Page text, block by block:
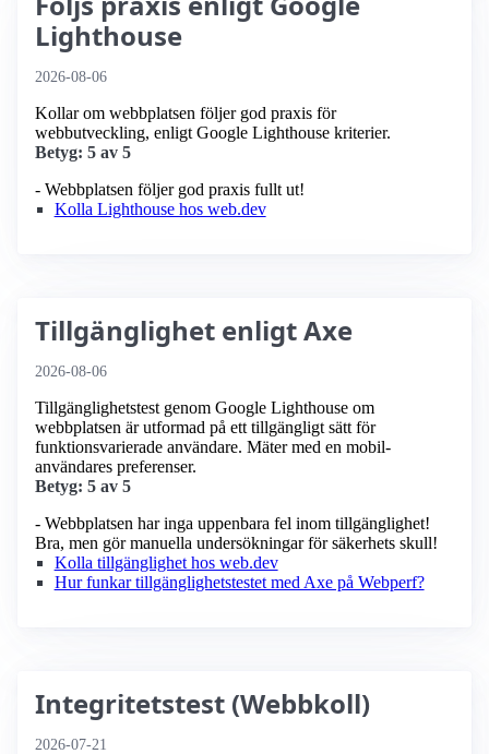
Lighthouse
2026-08-06
Kollar om webbplatsen följer god praxis för
webbutveckling, enligt Google Lighthouse kriterier.
Betyg: 5 av 5
- Webbplatsen följer god praxis fullt ut!
Kolla Lighthouse hos web.dev
Tillgänglighet enligt Axe
2026-08-06
Tillgänglighetstest genom Google Lighthouse om
webbplatsen är utformad på ett tillgängligt sätt för
funktionsvarierade användare. Mäter med en mobil­
användares preferenser.
Betyg: 5 av 5
- Webbplatsen har inga uppenbara fel inom tillgänglighet!
Bra, men gör manuella undersökningar för säkerhets skull!
Kolla tillgänglighet hos web.dev
Hur funkar tillgänglighetstestet med Axe på Webperf?
Integritetstest (Webbkoll)
2026-07-21